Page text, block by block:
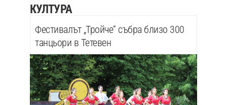
КУЛТУРА
Фестивалът „Тройче“ събра близо 300
танцьори в Тетевен